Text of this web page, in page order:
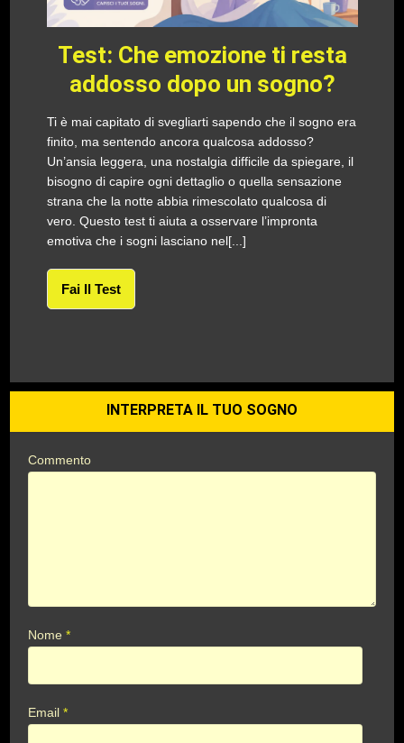
Test: Che emozione ti resta
addosso dopo un sogno?
Ti è mai capitato di svegliarti sapendo che il sogno era
finito, ma sentendo ancora qualcosa addosso?
Un’ansia leggera, una nostalgia difficile da spiegare, il
bisogno di capire ogni dettaglio o quella sensazione
strana che la notte abbia rimescolato qualcosa di
vero. Questo test ti aiuta a osservare l’impronta
emotiva che i sogni lasciano nel[...]
Fai Il Test
INTERPRETA IL TUO SOGNO
Commento
Nome*
Email*